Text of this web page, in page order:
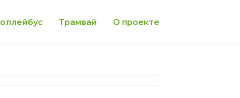
Трамвай О проекте